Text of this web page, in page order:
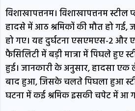
साधु-संतों ने
श्रीकृष्ण जन्मभूमि
कारसेवा कटघोरा में
रोग विशेषज्ञों की
विशाखापत्तनम। विशाखापत्तनम
हादसे में आठ श्रमिकों की मौत हो
हो गए। यह दुर्घटना एसएमएस-2 और
फैसिलिटी में बड़ी मात्रा में पिघले हुए
हुई। जानकारी के अनुसार, हादसा
बाद हुआ, जिसके चलते पिघला हुआ
घटना में कई श्रमिक इसकी चपेट में आ